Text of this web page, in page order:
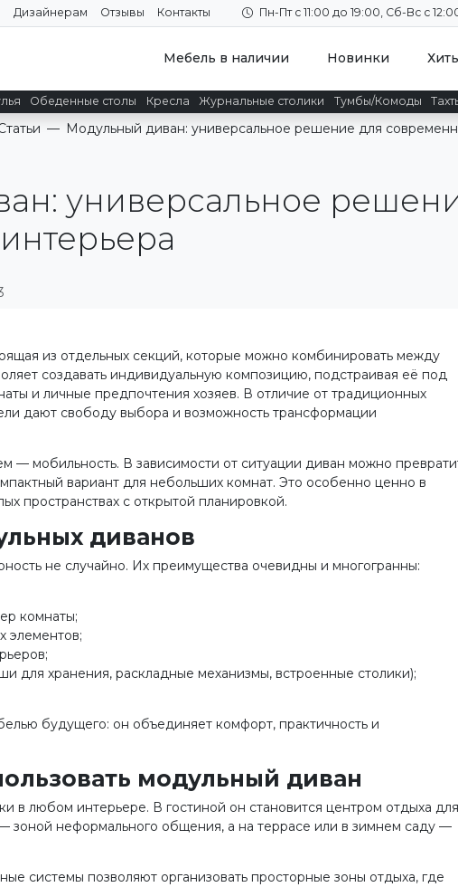
Дизайнерам Отзывы Контакты Пн-Пт с 11:00 до 19:00, Сб-Вс с
Мебель в наличии Новинки
Обеденные столы Кресла Журнальные столики Тумбы/Комоды
— Модульный диван: универсальное решение для
универсальное
из отдельных секций, которые можно комбинировать между
создавать индивидуальную композицию, подстраивая её под
и личные предпочтения хозяев. В отличие от традиционных
дают свободу выбора и возможность трансформации
— мобильность. В зависимости от ситуации диван можно
вариант для небольших комнат. Это особенно ценно в
пространствах с открытой планировкой.
диванов
не случайно. Их преимущества очевидны и многогранны:
комнаты;
элементов;
для хранения, раскладные механизмы, встроенные столики);
будущего: он объединяет комфорт, практичность и
модульный диван
в любом интерьере. В гостиной он становится центром отдыха для
зоной неформального общения, а на террасе или в зимнем саду —
системы позволяют организовать просторные зоны отдыха, где